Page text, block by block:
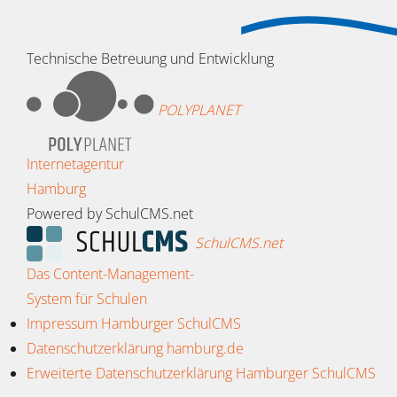
Technische Betreuung und Entwicklung
POLYPLANET
Internetagentur
Hamburg
Powered by SchulCMS.net
SchulCMS.net
Das Content-Management-
System für Schulen
Impressum Hamburger SchulCMS
Datenschutzerklärung hamburg.de
Erweiterte Datenschutzerklärung Hamburger SchulCMS